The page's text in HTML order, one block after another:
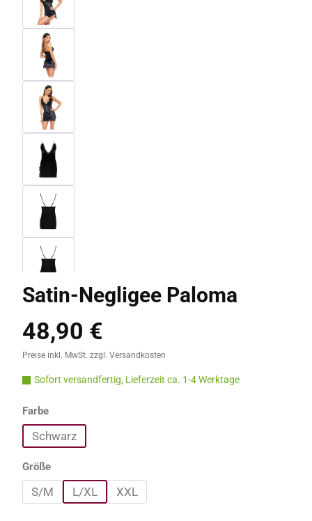
Satin-Negligee Paloma
Regulärer Preis:
48,90 €
Preise inkl. MwSt. zzgl. Versandkosten
Sofort versandfertig, Lieferzeit ca. 1-4 Werktage
Farbeauswählen
Schwarz
Größeauswählen
S/M L/XL XXL